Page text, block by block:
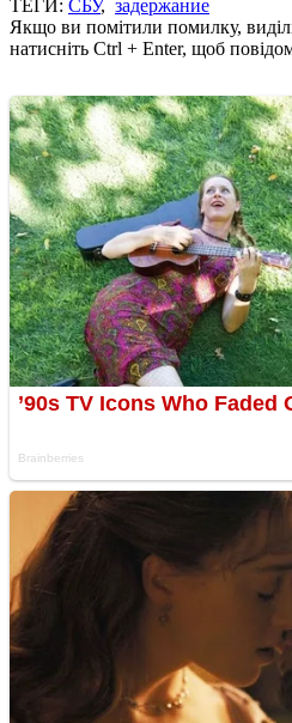
ТЕГИ: СБУ, задержание
Якщо ви помітили помилку,
натисніть Ctrl + Enter, щоб